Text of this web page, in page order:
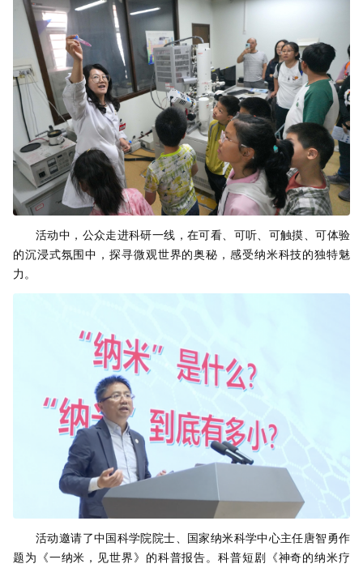
活动中，公众走进科研一线，在可看、可听、可触摸、可体验
的沉浸式氛围中，探寻微观世界的奥秘，感受纳米科技的独特魅
力。
活动邀请了中国科学院院士、国家纳米科学中心主任唐智勇作
题为《一纳米，见世界》的科普报告。科普短剧《神奇的纳米疗